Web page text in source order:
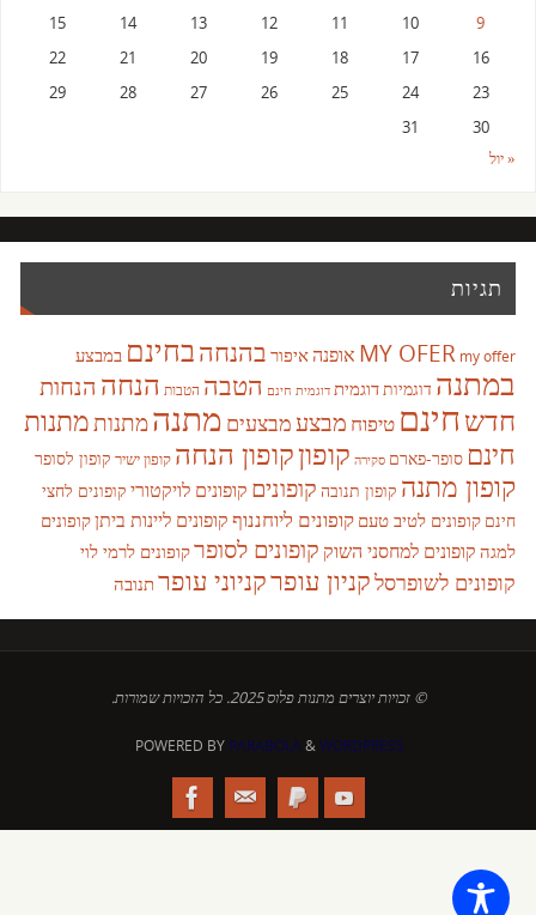
9
10
11
12
13
14
15
16
17
18
19
20
21
22
23
24
25
26
27
28
29
30
31
« יול
תגיות
MY OFER my offer אופנהאיפור בהנחהבחינם במבצע
במתנה דוגמיותדוגמית דוגמית חינם הטבה הטבות הנחה הנחות
חדשחינם טיפוח מבצעמבצעים מתנהמתנותמתנות
חינם סופר-פארם סקירה קופוןקופון הנחה קופון ישיר קופון לסופר
קופון מתנה קופון תנובה קופונים קופונים לויקטורי קופונים לחצי
חינם קופונים לטיב טעם קופונים ליוחננוףקופונים ליינות ביתןקופונים
למגה קופונים למחסני השוק קופונים לסופרקופונים לרמי לוי
קופונים לשופרסלקניון עופרקניוני עופרתנובה
© זכויות יוצרים מתנות פלוס 2025. כל הזכויות שמורות.
POWERED BY PARABOLA&WORDPRESS.